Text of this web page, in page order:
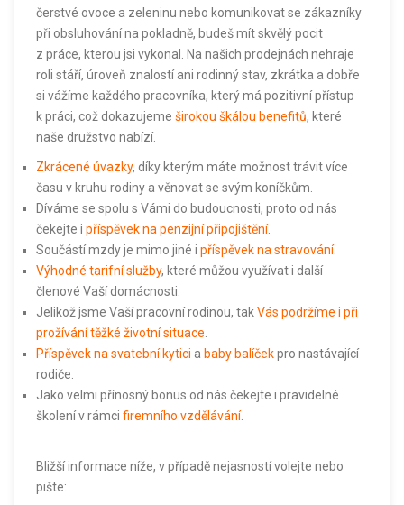
čerstvé ovoce a zeleninu nebo komunikovat se zákazníky
při obsluhování na pokladně, budeš mít skvělý pocit
z práce, kterou jsi vykonal. Na našich prodejnách nehraje
roli stáří, úroveň znalostí ani rodinný stav, zkrátka a dobře
si vážíme každého pracovníka, který má pozitivní přístup
k práci, což dokazujeme širokou škálou benefitů, které
naše družstvo nabízí.
Zkrácené úvazky, díky kterým máte možnost trávit více
času v kruhu rodiny a věnovat se svým koníčkům.
Díváme se spolu s Vámi do budoucnosti, proto od nás
čekejte i příspěvek na penzijní připojištění.
Součástí mzdy je mimo jiné i příspěvek na stravování.
Výhodné tarifní služby, které můžou využívat i další
členové Vaší domácnosti.
Jelikož jsme Vaší pracovní rodinou, takVás podržíme i při
prožívání těžké životní situace
Příspěvek na svatební kytici a baby balíčekpro nastávající
rodiče.
Jako velmi přínosný bonus od nás čekejte i pravidelné
školení v rámci firemního vzdělávání.
Bližší informace níže, v případě nejasností volejte nebo
pište: